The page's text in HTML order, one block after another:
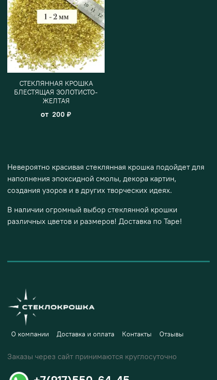
СТЕКЛЯННАЯ КРОШКА
БЛЕСТЯЩАЯ ЗОЛОТИСТО-
ЖЕЛТАЯ
от 200 ₽
Невероятно красивая стеклянная крошка подойдет для
наполнения эпоксидной смолы, декора картин,
создания узоров и в других творческих идеях.
В наличии огромный выбор стеклянной крошки
различных цветов и размеров! Доставка по Таре!
О компании Доставка и оплата Контакты Отзывы
Заказы через сайт принимаются круглосуточно